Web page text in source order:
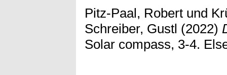
Pitz-Paal, Robert und
Schreiber, Gustl (2022)
Solar compass, 3-4.